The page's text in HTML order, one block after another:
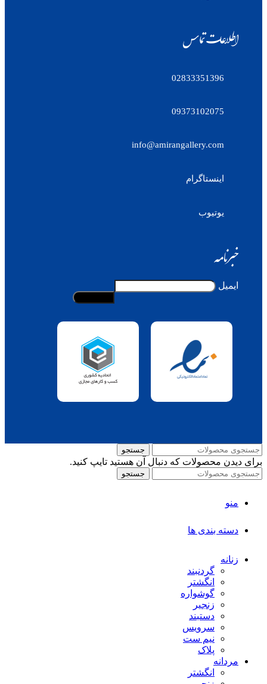
اطلاعات تماس
02833351396
09373102075
info@amirangallery.com
اینستاگرام
یوتیوب
خبرنامه
ایمیل
جستجو
برای دیدن محصولات که دنبال آن هستید تایپ کنید.
جستجو
منو
دسته بندی ها
زنانه
گردنبند
انگشتر
گوشواره
زنجیر
دستبند
سرویس
نیم ست
پلاک
مردانه
انگشتر